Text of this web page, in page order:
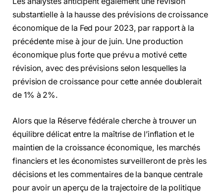
substantielle à la hausse des prévisions de croissance
économique de la Fed pour 2023, par rapport à la
précédente mise à jour de juin. Une production
économique plus forte que prévu a motivé cette
révision, avec des prévisions selon lesquelles la
prévision de croissance pour cette année doublerait
de 1% à 2%.
Alors que la Réserve fédérale cherche à trouver un
équilibre délicat entre la maîtrise de l’inflation et le
maintien de la croissance économique, les marchés
financiers et les économistes surveilleront de près les
décisions et les commentaires de la banque centrale
pour avoir un aperçu de la trajectoire de la politique